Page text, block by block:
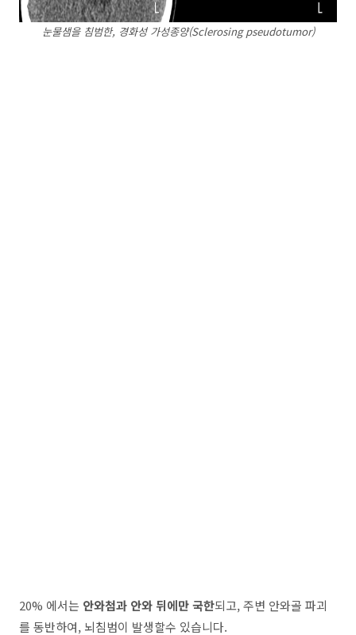
눈물샘을 침범한, 경화성 가성종양(Sclerosing pseudotumor)
20% 에서는 안와첨과 안와 뒤에만 국한되고, 주변 안와골 파괴
를 동반하여, 뇌침범이 발생할수 있습니다.